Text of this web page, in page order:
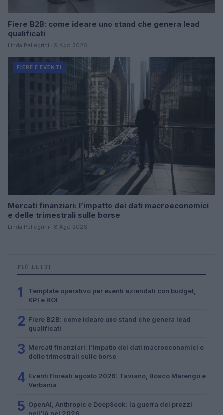
Fiere B2B: come ideare uno stand che genera lead
qualificati
Linda Pellegrini · 9 Ago 2026
FIERE E EVENTI
Mercati finanziari: l’impatto dei dati macroeconomici
e delle trimestrali sulle borse
Linda Pellegrini · 8 Ago 2026
PIÙ LETTI
1
Template operativo per eventi aziendali con budget,
KPI e ROI
2 Fiere B2B: come ideare uno stand che genera lead
qualificati
3 Mercati finanziari: l’impatto dei dati macroeconomici e
delle trimestrali sulle borse
4 Eventi floreali agosto 2026: Taviano, Bosco Marengo e
Verbania
5 OpenAI, Anthropic e DeepSeek: la guerra dei prezzi
nell’IA nel 2026